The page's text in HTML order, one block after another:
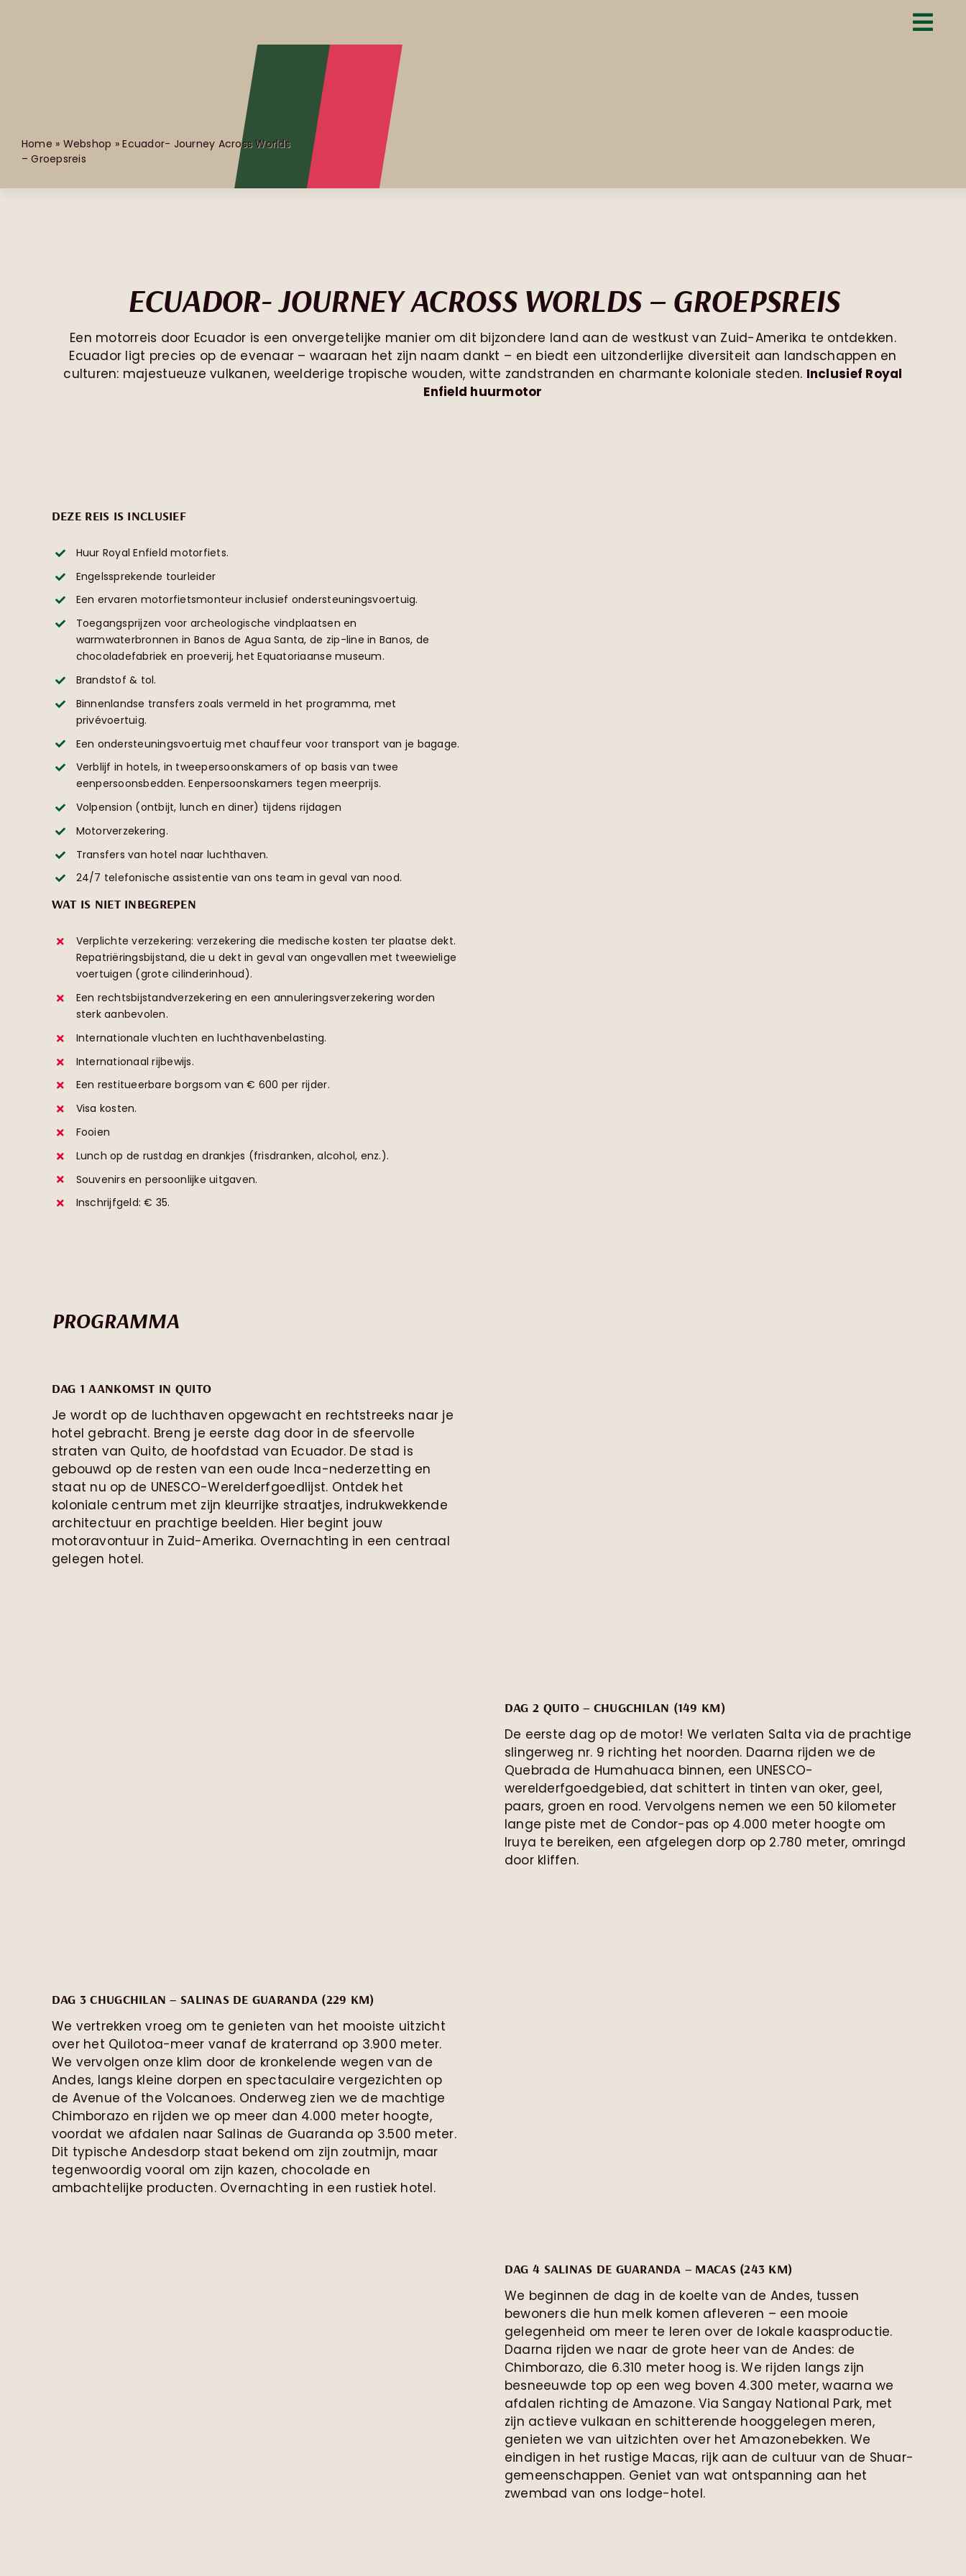
Home » Webshop »Ecuador- Journey Across Worlds
– Groepsreis
ECUADOR- JOURNEY ACROSS WORLDS – GROEPSREIS
Een motorreis door Ecuador is een onvergetelijke manier om dit bijzondere land aan de westkust van Zuid-Amerika te ontdekken.
Ecuador ligt precies op de evenaar – waaraan het zijn naam dankt – en biedt een uitzonderlijke diversiteit aan landschappen en
culturen: majestueuze vulkanen, weelderige tropische wouden, witte zandstranden en charmante koloniale steden. Inclusief Royal
Enfield huurmotor
DEZE REIS IS INCLUSIEF
Huur Royal Enfield motorfiets.
Engelssprekende tourleider
Een ervaren motorfietsmonteur inclusief ondersteuningsvoertuig.
Toegangsprijzen voor archeologische vindplaatsen en
warmwaterbronnen in Banos de Agua Santa, de zip-line in Banos, de
chocoladefabriek en proeverij, het Equatoriaanse museum.
Brandstof & tol.
Binnenlandse transfers zoals vermeld in het programma, met
privévoertuig.
Een ondersteuningsvoertuig met chauffeur voor transport van je bagage.
Verblijf in hotels, in tweepersoonskamers of op basis van twee
eenpersoonsbedden. Eenpersoonskamers tegen meerprijs.
Volpension (ontbijt, lunch en diner) tijdens rijdagen
Motorverzekering.
Transfers van hotel naar luchthaven.
24/7 telefonische assistentie van ons team in geval van nood.
WAT IS NIET INBEGREPEN
Verplichte verzekering: verzekering die medische kosten ter plaatse dekt.
Repatriëringsbijstand, die u dekt in geval van ongevallen met tweewielige
voertuigen (grote cilinderinhoud).
Een rechtsbijstandverzekering en een annuleringsverzekering worden
sterk aanbevolen.
Internationale vluchten en luchthavenbelasting.
Internationaal rijbewijs.
Een restitueerbare borgsom van € 600 per rijder.
Visa kosten.
Fooien
Lunch op de rustdag en drankjes (frisdranken, alcohol, enz.).
Souvenirs en persoonlijke uitgaven.
Inschrijfgeld: € 35.
PROGRAMMA
DAG 1 AANKOMST IN QUITO
Je wordt op de luchthaven opgewacht en rechtstreeks naar je
hotel gebracht. Breng je eerste dag door in de sfeervolle
straten van Quito, de hoofdstad van Ecuador. De stad is
gebouwd op de resten van een oude Inca-nederzetting en
staat nu op de UNESCO-Werelderfgoedlijst. Ontdek het
koloniale centrum met zijn kleurrijke straatjes, indrukwekkende
architectuur en prachtige beelden. Hier begint jouw
motoravontuur in Zuid-Amerika. Overnachting in een centraal
gelegen hotel.
DAG 2 QUITO – CHUGCHILAN (149 KM)
De eerste dag op de motor! We verlaten Salta via de prachtige
slingerweg nr. 9 richting het noorden. Daarna rijden we de
Quebrada de Humahuaca binnen, een UNESCO-
werelderfgoedgebied, dat schittert in tinten van oker, geel,
paars, groen en rood. Vervolgens nemen we een 50 kilometer
lange piste met de Condor-pas op 4.000 meter hoogte om
Iruya te bereiken, een afgelegen dorp op 2.780 meter, omringd
door kliffen.
DAG 3 CHUGCHILAN – SALINAS DE GUARANDA (229 KM)
We vertrekken vroeg om te genieten van het mooiste uitzicht
over het Quilotoa-meer vanaf de kraterrand op 3.900 meter.
We vervolgen onze klim door de kronkelende wegen van de
Andes, langs kleine dorpen en spectaculaire vergezichten op
de Avenue of the Volcanoes. Onderweg zien we de machtige
Chimborazo en rijden we op meer dan 4.000 meter hoogte,
voordat we afdalen naar Salinas de Guaranda op 3.500 meter.
Dit typische Andesdorp staat bekend om zijn zoutmijn, maar
tegenwoordig vooral om zijn kazen, chocolade en
ambachtelijke producten. Overnachting in een rustiek hotel.
DAG 4 SALINAS DE GUARANDA – MACAS (243 KM)
We beginnen de dag in de koelte van de Andes, tussen
bewoners die hun melk komen afleveren – een mooie
gelegenheid om meer te leren over de lokale kaasproductie.
Daarna rijden we naar de grote heer van de Andes: de
Chimborazo, die 6.310 meter hoog is. We rijden langs zijn
besneeuwde top op een weg boven 4.300 meter, waarna we
afdalen richting de Amazone. Via Sangay National Park, met
zijn actieve vulkaan en schitterende hooggelegen meren,
genieten we van uitzichten over het Amazonebekken. We
eindigen in het rustige Macas, rijk aan de cultuur van de Shuar-
gemeenschappen. Geniet van wat ontspanning aan het
zwembad van ons lodge-hotel.